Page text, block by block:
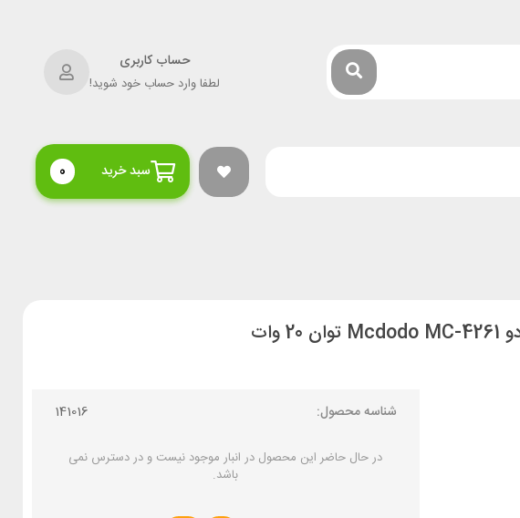
حساب کاربری
لطفا وارد حساب خود شوید!
سبد خرید 0
شناسه محصول: 141016
در حال حاضر این محصول در انبار موجود نیست و در دسترس نمی
باشد.